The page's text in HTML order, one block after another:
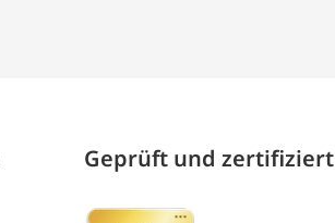
Geprüft und zertifiziert